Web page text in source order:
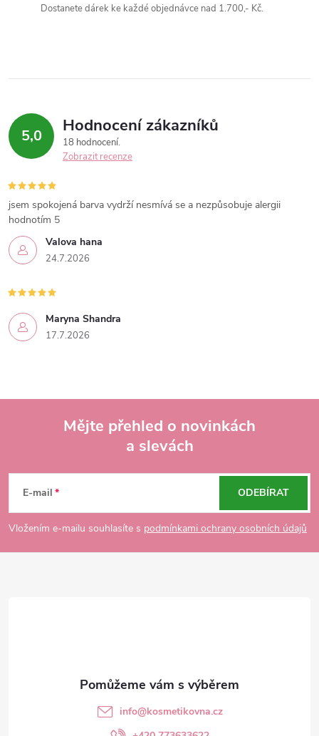
u
Dostanete dárek ke každé objednávce nad 1.700,- Kč.
5,0 Hodnocení zákazníků
18 hodnocení
Zobrazit recenze
Valova hana
24.7.2026
jsem spokojená barva vydrží nesmívá se a nezpůsobuje alergii
hodnotím 5
Maryna Shandra
17.7.2026
p
a
Mějte přehled o novinkách
a slevách
E-mail
Vložením e-mailu souhlasíte s podmínkami ochrany osobních údajů
ODEBÍRAT
info@kosmetikovna.cz